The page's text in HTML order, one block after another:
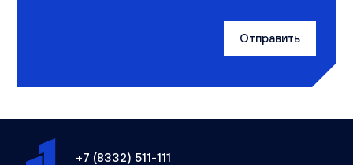
Отправить
+7 (8332) 511-111